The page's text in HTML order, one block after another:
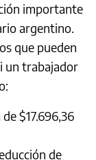
importante
argentino.
que pueden
un trabajador
$17.696,36
de